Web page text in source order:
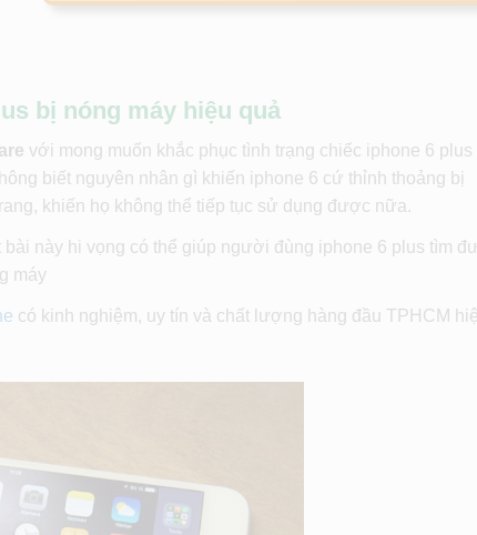
bị nóng máy hiệu quả
với mong muốn khắc phục tình trạng chiếc iphone 6 plus
biết nguyên nhân gì khiến iphone 6 cứ thỉnh thoảng bị
khiến họ không thể tiếp tục sử dụng được nữa.
bài này hi vọng có thể giúp người đùng iphone 6 plus tìm
máy
có kinh nghiệm, uy tín và chất lượng hàng đầu TPHCM